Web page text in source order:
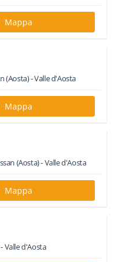
Mappa
(Aosta) -Valle d'Aosta
Mappa
(Aosta) -Valle d'Aosta
Mappa
Valle d'Aosta